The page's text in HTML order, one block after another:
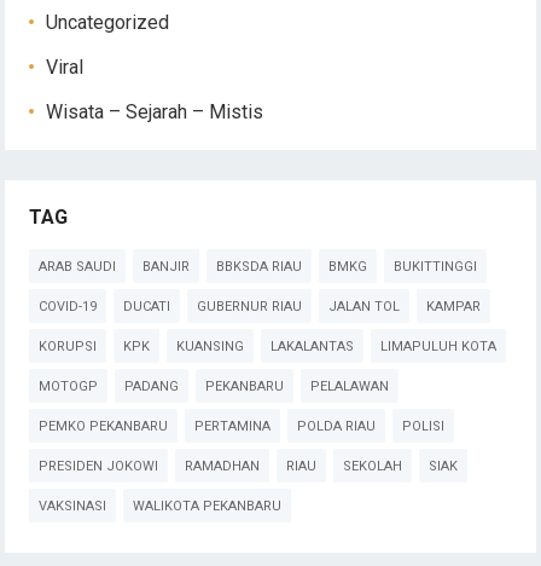
Uncategorized
Viral
Wisata – Sejarah – Mistis
TAG
ARAB SAUDI BANJIR BBKSDA RIAU BMKG BUKITTINGGI
COVID-19 DUCATI GUBERNUR RIAU JALAN TOL KAMPAR
KORUPSI KPK KUANSING LAKALANTAS LIMAPULUH KOTA
MOTOGP PADANG PEKANBARU PELALAWAN
PEMKO PEKANBARU PERTAMINA POLDA RIAU POLISI
PRESIDEN JOKOWI RAMADHAN RIAU SEKOLAH SIAK
VAKSINASI WALIKOTA PEKANBARU